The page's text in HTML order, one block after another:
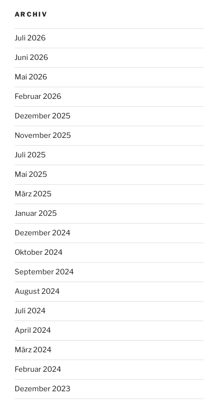
ARCHIV
Juli 2026
Juni 2026
Mai 2026
Februar 2026
Dezember 2025
November 2025
Juli 2025
Mai 2025
März 2025
Januar 2025
Dezember 2024
Oktober 2024
September 2024
August 2024
Juli 2024
April 2024
März 2024
Februar 2024
Dezember 2023